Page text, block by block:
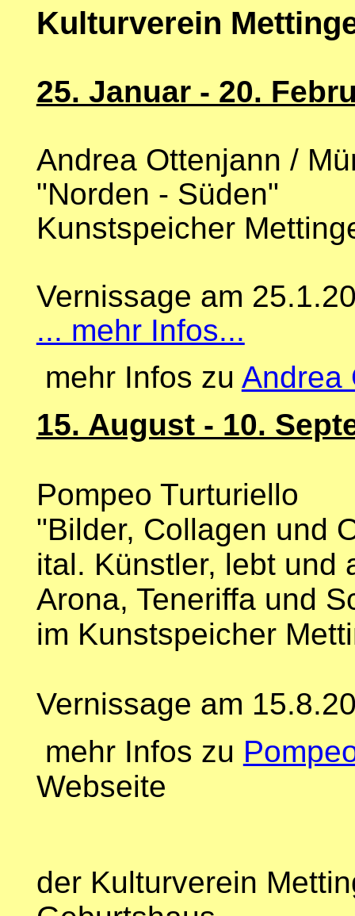
Kulturverein
25. Januar - 20.
Andrea Ottenjann /
"Norden - Süden"
Kunstspeicher
Vernissage am
... mehr Infos...
mehr Infos zu Andrea
15. August - 10.
Pompeo Turturiello
"Bilder, Collagen und
ital. Künstler, lebt und
Arona, Teneriffa und
im Kunstspeicher
Vernissage am
mehr Infos zu
Webseite
der Kulturverein